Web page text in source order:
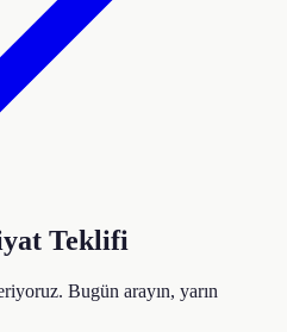
Teklifi
Bugün arayın, yarın